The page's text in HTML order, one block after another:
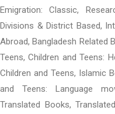
Emigration: Classic,
Divisions & District Based,
Abroad, Bangladesh Related
Teens, Children and Teens:
Children and Teens, Islamic
and Teens: Language
Translated Books,